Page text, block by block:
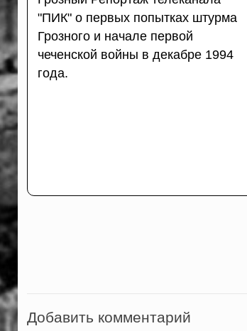
"ПИК" о первых попытках штурма
Грозного и начале первой
чеченской войны в декабре 1994
года.
Добавить комментарий